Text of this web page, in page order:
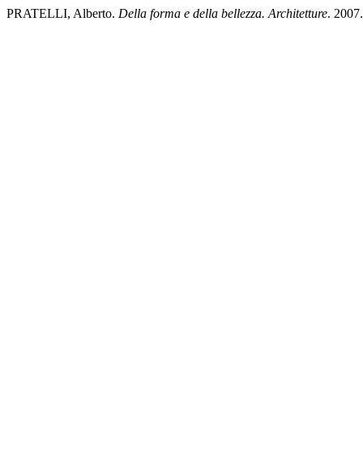
PRATELLI, Alberto. Della forma e della bellezza. Architetture. 2007.